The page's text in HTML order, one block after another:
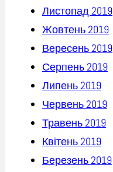
Листопад 2019
Жовтень 2019
Вересень 2019
Серпень 2019
Липень 2019
Червень 2019
Травень 2019
Квітень 2019
Березень 2019